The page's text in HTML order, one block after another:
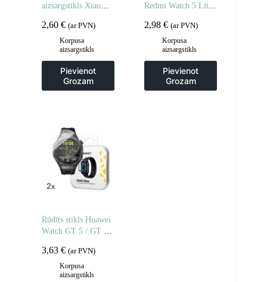
aizsargstikls Xiaomi
aizsargstikliem – 2
2,60 € (ar PVN)
Korpusa
aizsargstikls
Pievienot
Grozam
Redmi Watch 5 Lite
2,98€ (ar PVN)
Korpusa
aizsargstikls
Pievienot
Grozam
Rūdīts stikls Huawei
Watch GT 5 / GT 5
Pro / GT 3 / GT 3
Pro Full Glue 46 mm
– 2 gab.
3,63 € (ar PVN)
Korpusa
aizsargstikls